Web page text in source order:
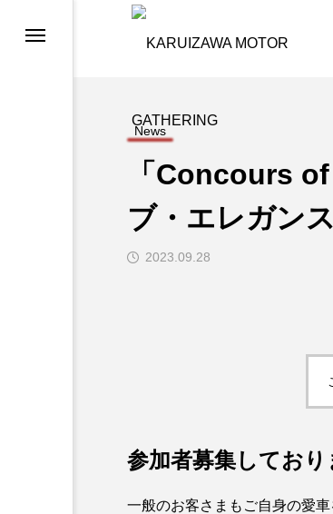
News
「Concours
ブ・エレガンス
2023.09.28
参加者募集しており
一般のお客さまもご自身の愛